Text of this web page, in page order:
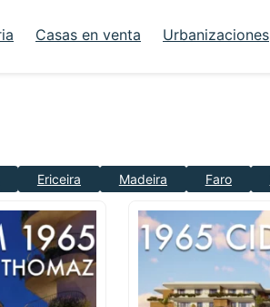
Casas en venta Urbanizaciones
Ericeira Madeira Faro